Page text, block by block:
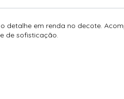
detalhe em renda no decote.
de sofisticação.